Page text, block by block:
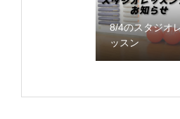
8/4のスタジオ
ッスン